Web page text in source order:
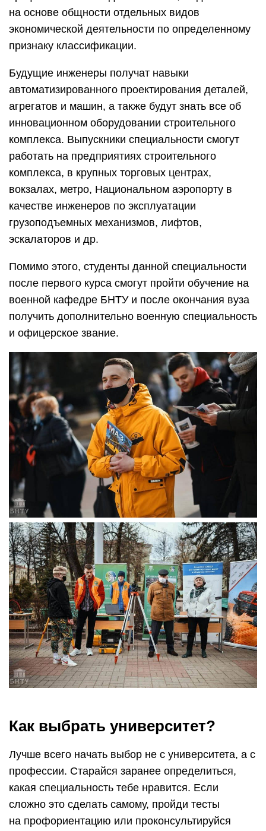
на основе общности отдельных видов
экономической деятельности по определенному
признаку классификации.
Будущие инженеры получат навыки
автоматизированного проектирования деталей,
агрегатов и машин, а также будут знать все об
инновационном оборудовании строительного
комплекса. Выпускники специальности смогут
работать на предприятиях строительного
комплекса, в крупных торговых центрах,
вокзалах, метро, Национальном аэропорту в
качестве инженеров по эксплуатации
грузоподъемных механизмов, лифтов,
эскалаторов и др.
Помимо этого, студенты данной специальности
после первого курса смогут пройти обучение на
военной кафедре БНТУ и после окончания вуза
получить дополнительно военную специальность
и офицерское звание.
Как выбрать университет?
Лучше всего начать выбор не с университета, а с
профессии. Старайся заранее определиться,
какая специальность тебе нравится. Если
сложно это сделать самому, пройди тесты
на профориентацию или проконсультируйся